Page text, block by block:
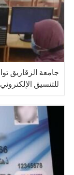
جامعة الزقازيق
للتنسيق الإلكتروني